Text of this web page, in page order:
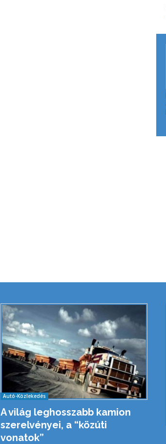
Autó-Közlekedés
A világ leghosszabb kamion
szerelvényei, a “közúti
vonatok”